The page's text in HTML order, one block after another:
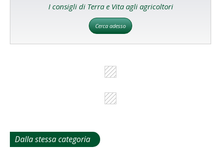
I consigli di Terra e Vita agli agricoltori
Cerca adesso
Dalla stessa categoria